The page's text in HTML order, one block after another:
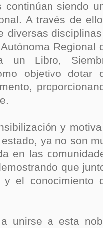
con discapacidad de
sus municipios frente al
frente a tres Alertas
estaba siendo lavado
blinda con amplio
continúan siendo
A través de
diversas
Regional
un Libro,
objetivo dotar
y
ya no son
en las
que
y el conocimiento
unirse a esta